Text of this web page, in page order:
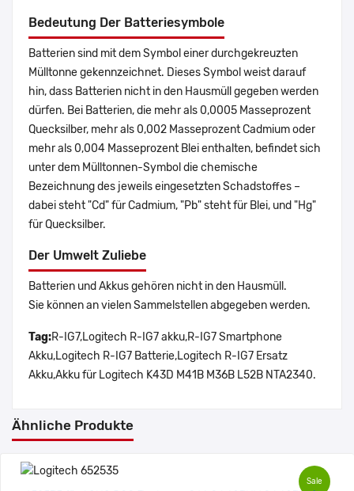
Bedeutung Der Batteriesymbole
Batterien sind mit dem Symbol einer durchgekreuzten
Mülltonne gekennzeichnet. Dieses Symbol weist darauf
hin, dass Batterien nicht in den Hausmüll gegeben werden
dürfen. Bei Batterien, die mehr als 0,0005 Masseprozent
Quecksilber, mehr als 0,002 Masseprozent Cadmium oder
mehr als 0,004 Masseprozent Blei enthalten, befindet sich
unter dem Mülltonnen-Symbol die chemische
Bezeichnung des jeweils eingesetzten Schadstoffes –
dabei steht "Cd" für Cadmium, "Pb" steht für Blei, und "Hg"
für Quecksilber.
Der Umwelt Zuliebe
Batterien und Akkus gehören nicht in den Hausmüll.
Sie können an vielen Sammelstellen abgegeben werden.
Tag:R-IG7,Logitech R-IG7 akku,R-IG7 Smartphone
Akku,Logitech R-IG7 Batterie,Logitech R-IG7 Ersatz
Akku,Akku für Logitech K43D M41B M36B L52B NTA2340.
Ähnliche Produkte
Sale